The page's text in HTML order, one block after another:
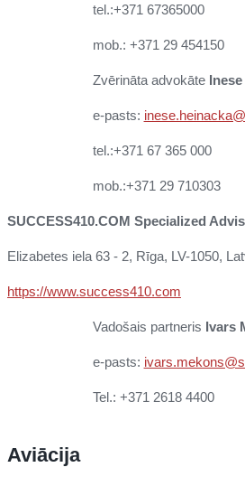
tel.:+371 67365000
mob.: +371 29 454150
Zvērināta advokāteInese
e-pasts:
tel.:+371 67 365 000
mob.:+371 29 710303
SUCCESS410.COM Specialized
Elizabetes iela 63 - 2, Rīga, LV-1050,
https://www.success410.com
Vadošais partneris Ivars
e-pasts:
Tel.: +371 2618 4400
Aviācija